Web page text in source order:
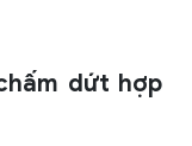
dứt hợp